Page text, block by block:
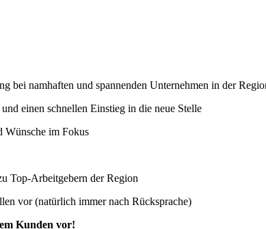
bei namhaften und spannenden Unternehmen in der
einen schnellen Einstieg in die neue Stelle
Wünsche im Fokus
Top-Arbeitgebern der Region
vor (natürlich immer nach Rücksprache)
Kunden vor!